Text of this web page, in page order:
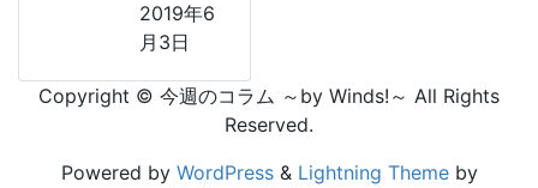
2019年6
月3日
Copyright © 今週のコラム ～by Winds!～ All Rights
Reserved.
Powered by WordPress& Lightning Themeby